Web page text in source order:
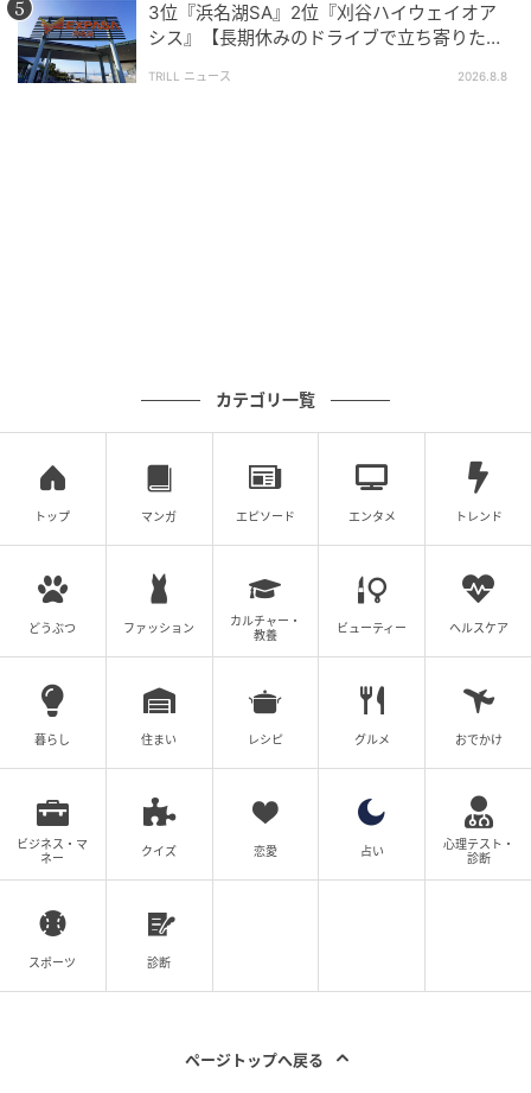
村中直人先生
むらなかなおと／臨床心理士・公認心理師。人の神経
学的な多様性に着目し、脳・神経由来の異文化相互理
【「叱る」との付き合い方】「いいかげんに
の記事をもっとみる
3位『浜名湖SA』2位『刈谷ハイウェイオア
シス』【長期休みのドライブで立ち寄りたい
実」
TRILL ニュース 2026.8.8
カテゴリ一覧
トップ マンガ エピソード エンタメ トレンド
どうぶつ ファッション
カルチャー・
教養
ビューティー ヘルスケア
暮らし 住まい レシピ グルメ おでかけ
ビジネス・マ
ネー
クイズ 恋愛 占い
心理テスト・
診断
スポーツ 診断
ページトップへ戻る